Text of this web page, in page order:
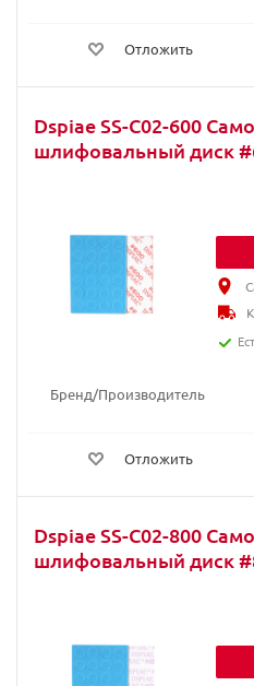
Отложить
Dspiae SS-C02-600
шлифовальный диск
Бренд/Производитель
Отложить
Dspiae SS-C02-800
шлифовальный диск